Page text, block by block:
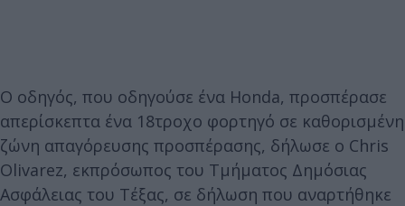
Ο οδηγός, που οδηγούσε ένα Honda, προσπέρασε
απερίσκεπτα ένα 18τροχο φορτηγό σε καθορισμένη
ζώνη απαγόρευσης προσπέρασης, δήλωσε ο Chris
Olivarez, εκπρόσωπος του Τμήματος Δημόσιας
Ασφάλειας του Τέξας, σε δήλωση που αναρτήθηκε